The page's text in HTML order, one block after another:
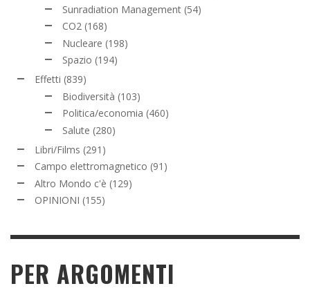
Sunradiation Management (54)
CO2 (168)
Nucleare (198)
Spazio (194)
Effetti (839)
Biodiversità (103)
Politica/economia (460)
Salute (280)
Libri/Films (291)
Campo elettromagnetico (91)
Altro Mondo c'è (129)
OPINIONI (155)
PER ARGOMENTI